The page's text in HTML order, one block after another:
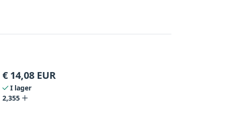
€ 14,08 EUR
I lager
2,355